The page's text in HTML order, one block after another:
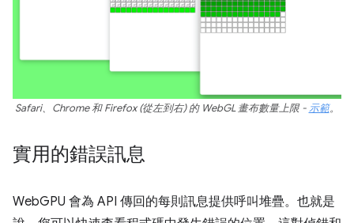
Safari、Chrome 和 Firefox (從左到右) 的 WebGL 畫布數量上限 -示範。
實用的錯誤訊息
WebGPU 會為 API 傳回的每則訊息提供呼叫堆疊。也就是